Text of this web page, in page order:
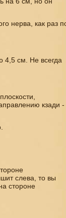
нерва, как раз
4,5 см. Не всегда
кзади -
слева, то вы
стороне